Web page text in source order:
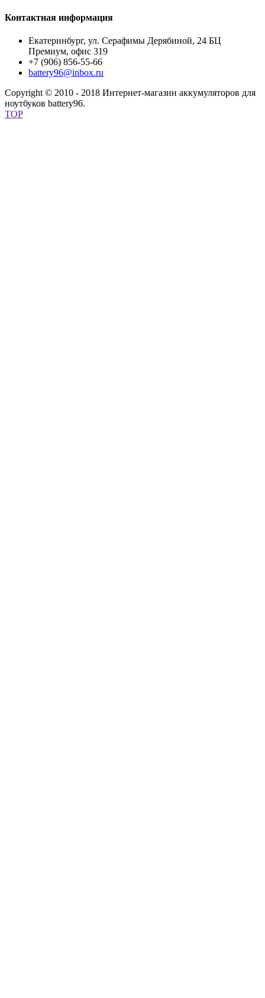
Контактная информация
Екатеринбург, ул. Серафимы Дерябиной, 24 БЦ
Премиум, офис 319
+7 (906) 856-55-66
battery96@inbox.ru
Copyright © 2010 - 2018 Интернет-магазин аккумуляторов для
ноутбуков battery96.
TOP